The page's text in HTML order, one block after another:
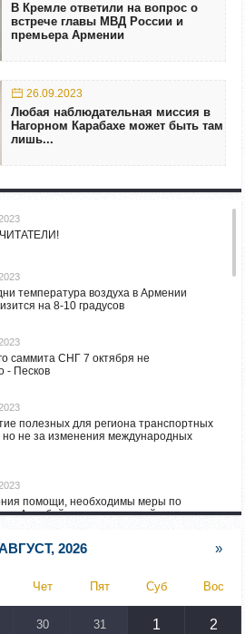
В Кремле ответили на вопрос о
встрече главы МВД России и
премьера Армении
26.09.2023
Любая наблюдательная миссия в
Нагорном Карабахе может быть там
лишь...
температура воздуха в Армении
на 8-10 градусов
саммита СНГ 7 октября не
- Песков
полезных для региона транспортных
но не за изменения международных
помощи, необходимы меры по
Азербайджана: испанский депутат
автомобиль ВС Армении,
2026 »
Чет Пят Суб Вос
30 31 1 2